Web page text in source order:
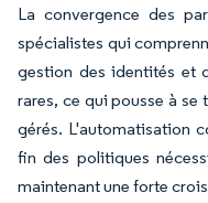
La convergence des
spécialistes qui
gestion des identités et
rares, ce qui pousse à se
gérés. L'automatisation
fin des politiques
maintenant une forte